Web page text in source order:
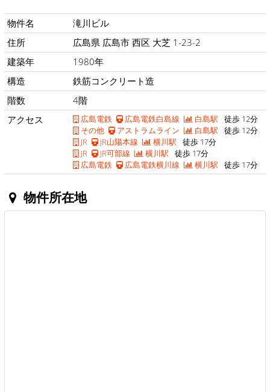
物件名
滝川ビル
住所
広島県 広島市 西区 大芝 1-23-2
建築年
1980年
構造
鉄筋コンクリート造
階数
4階
アクセス
広島電鉄 広島電鉄白島線 白島駅 徒歩 12分
その他
アストラムライン 白島駅 徒歩 12分
JR
JR山陽本線 横川駅 徒歩 17分
JR
JR可部線 横川駅 徒歩 17分
広島電鉄
広島電鉄横川線 横川駅 徒歩 17分
物件所在地